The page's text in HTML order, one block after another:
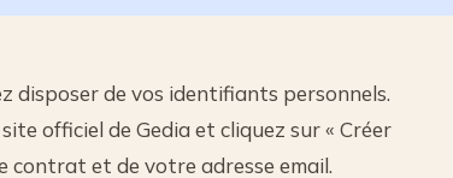
disposer de vos identifiants personnels.
officiel de Gedia et cliquez sur « Créer
contrat et de votre adresse email.